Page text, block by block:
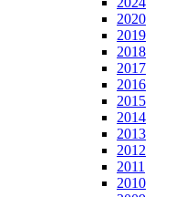
2020
2019
2018
2017
2016
2015
2014
2013
2012
2011
2010